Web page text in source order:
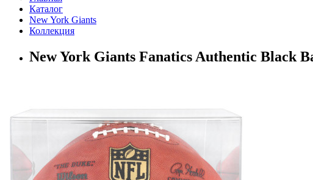
Каталог
New York Giants
Коллекция
New York Giants Fanatics Authentic Black